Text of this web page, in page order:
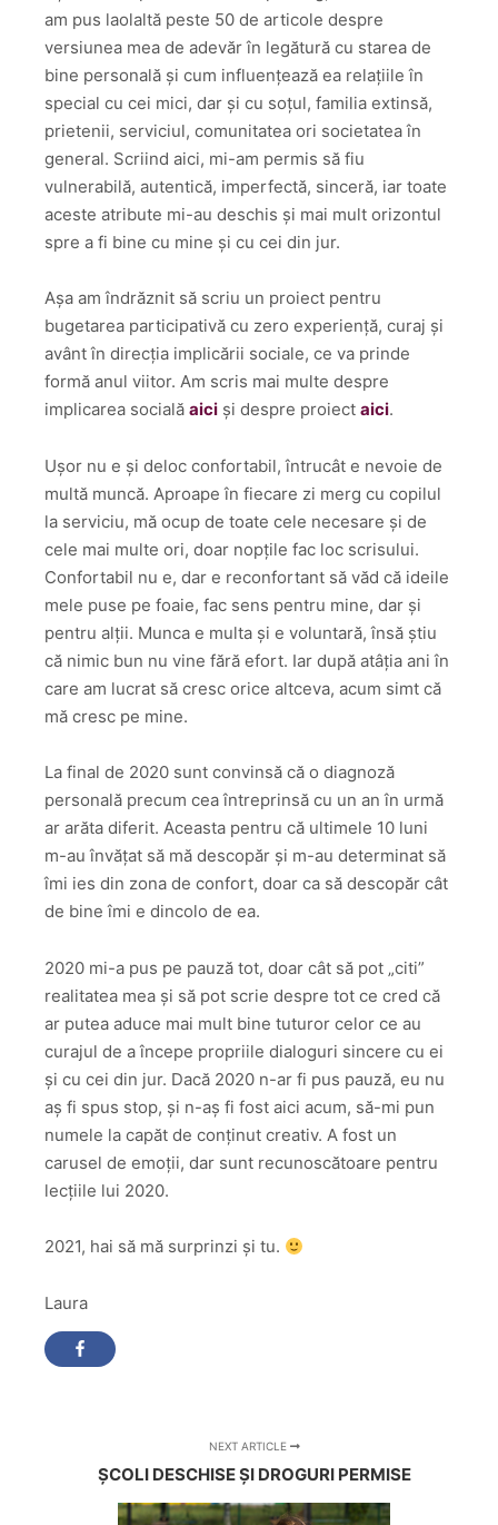
am pus laolaltă peste 50 de articole despre
versiunea mea de adevăr în legătură cu starea de
bine personală și cum influențează ea relațiile în
special cu cei mici, dar și cu soțul, familia extinsă,
prietenii, serviciul, comunitatea ori societatea în
general. Scriind aici, mi-am permis să fiu
vulnerabilă, autentică, imperfectă, sinceră, iar toate
aceste atribute mi-au deschis și mai mult orizontul
spre a fi bine cu mine și cu cei din jur.
Așa am îndrăznit să scriu un proiect pentru
bugetarea participativă cu zero experiență, curaj și
avânt în direcția implicării sociale, ce va prinde
formă anul viitor. Am scris mai multe despre
implicarea socială aici și despre proiect aici.
Ușor nu e și deloc confortabil, întrucât e nevoie de
multă muncă. Aproape în fiecare zi merg cu copilul
la serviciu, mă ocup de toate cele necesare și de
cele mai multe ori, doar nopțile fac loc scrisului.
Confortabil nu e, dar e reconfortant să văd că ideile
mele puse pe foaie, fac sens pentru mine, dar și
pentru alții. Munca e multa și e voluntară, însă știu
că nimic bun nu vine fără efort. Iar după atâția ani în
care am lucrat să cresc orice altceva, acum simt că
mă cresc pe mine.
La final de 2020 sunt convinsă că o diagnoză
personală precum cea întreprinsă cu un an în urmă
ar arăta diferit. Aceasta pentru că ultimele 10 luni
m-au învățat să mă descopăr și m-au determinat să
îmi ies din zona de confort, doar ca să descopăr cât
de bine îmi e dincolo de ea.
2020 mi-a pus pe pauză tot, doar cât să pot „citi”
realitatea mea și să pot scrie despre tot ce cred că
ar putea aduce mai mult bine tuturor celor ce au
curajul de a începe propriile dialoguri sincere cu ei
și cu cei din jur. Dacă 2020 n-ar fi pus pauză, eu nu
aș fi spus stop, și n-aș fi fost aici acum, să-mi pun
numele la capăt de conținut creativ. A fost un
carusel de emoții, dar sunt recunoscătoare pentru
lecțiile lui 2020.
2021, hai să mă surprinzi și tu.
Laura
NEXT ARTICLE
ȘCOLI DESCHISE ȘI DROGURI PERMISE